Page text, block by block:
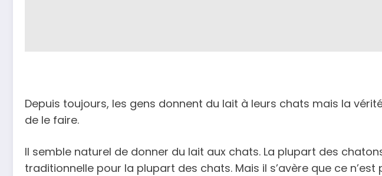
Depuis toujours, les gens donnent du lait à leurs chats mais la
de le faire.
Il semble naturel de donner du lait aux chats. La plupart des
traditionnelle pour la plupart des chats. Mais il s’avère que ce